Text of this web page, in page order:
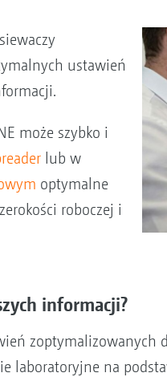
ustawień
może szybko i
lub w
optymalne
roboczej i
informacji?
laboratoryjne na